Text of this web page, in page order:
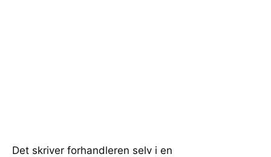
Det skriver forhandleren selv i en